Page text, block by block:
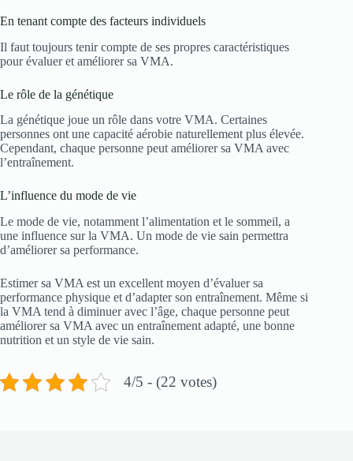
En tenant compte des facteurs individuels
Il faut toujours tenir compte de ses propres caractéristiques
pour évaluer et améliorer sa VMA.
Le rôle de la génétique
La génétique joue un rôle dans votre VMA. Certaines
personnes ont une capacité aérobie naturellement plus élevée.
Cependant, chaque personne peut améliorer sa VMA avec
l’entraînement.
L’influence du mode de vie
Le mode de vie, notamment l’alimentation et le sommeil, a
une influence sur la VMA. Un mode de vie sain permettra
d’améliorer sa performance.
Estimer sa VMA est un excellent moyen d’évaluer sa
performance physique et d’adapter son entraînement. Même si
la VMA tend à diminuer avec l’âge, chaque personne peut
améliorer sa VMA avec un entraînement adapté, une bonne
nutrition et un style de vie sain.
4/5 - (22 votes)